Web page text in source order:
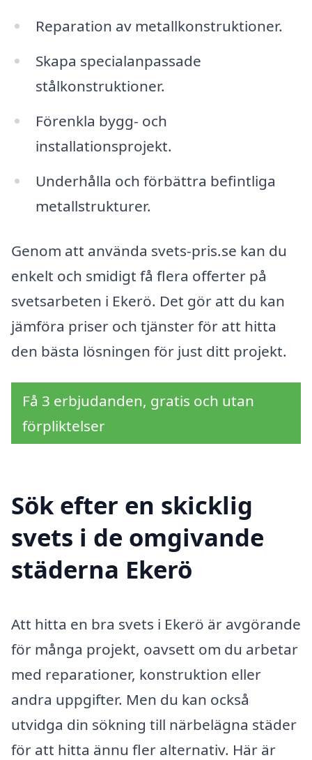
Reparation av metallkonstruktioner.
Skapa specialanpassade
stålkonstruktioner.
Förenkla bygg- och
installationsprojekt.
Underhålla och förbättra befintliga
metallstrukturer.
Genom att använda svets-pris.se kan du
enkelt och smidigt få flera offerter på
svetsarbeten i Ekerö. Det gör att du kan
jämföra priser och tjänster för att hitta
den bästa lösningen för just ditt projekt.
Få 3 erbjudanden, gratis och utan
förpliktelser
Sök efter en skicklig
svets i de omgivande
städerna Ekerö
Att hitta en bra svets i Ekerö är avgörande
för många projekt, oavsett om du arbetar
med reparationer, konstruktion eller
andra uppgifter. Men du kan också
utvidga din sökning till närbelägna städer
för att hitta ännu fler alternativ. Här är